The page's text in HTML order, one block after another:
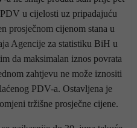
u cijelosti uz pripadajuću
prosječnom cijenom stana u
Agencije za statistiku BiH u
da maksimalan iznos povrata
zahtjevu ne može iznositi
PDV-a. Ostavljena je
tržišne prosječne cijene.